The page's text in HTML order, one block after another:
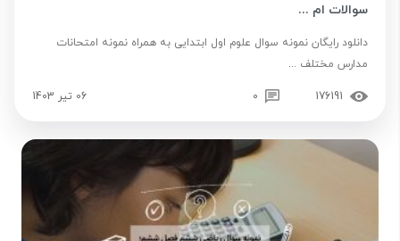
سوالات ام ...
دانلود رایگان نمونه سوال علوم اول ابتدایی به همراه نمونه امتحانات
مدارس مختلف ...
176191
0 06 تیر 1403